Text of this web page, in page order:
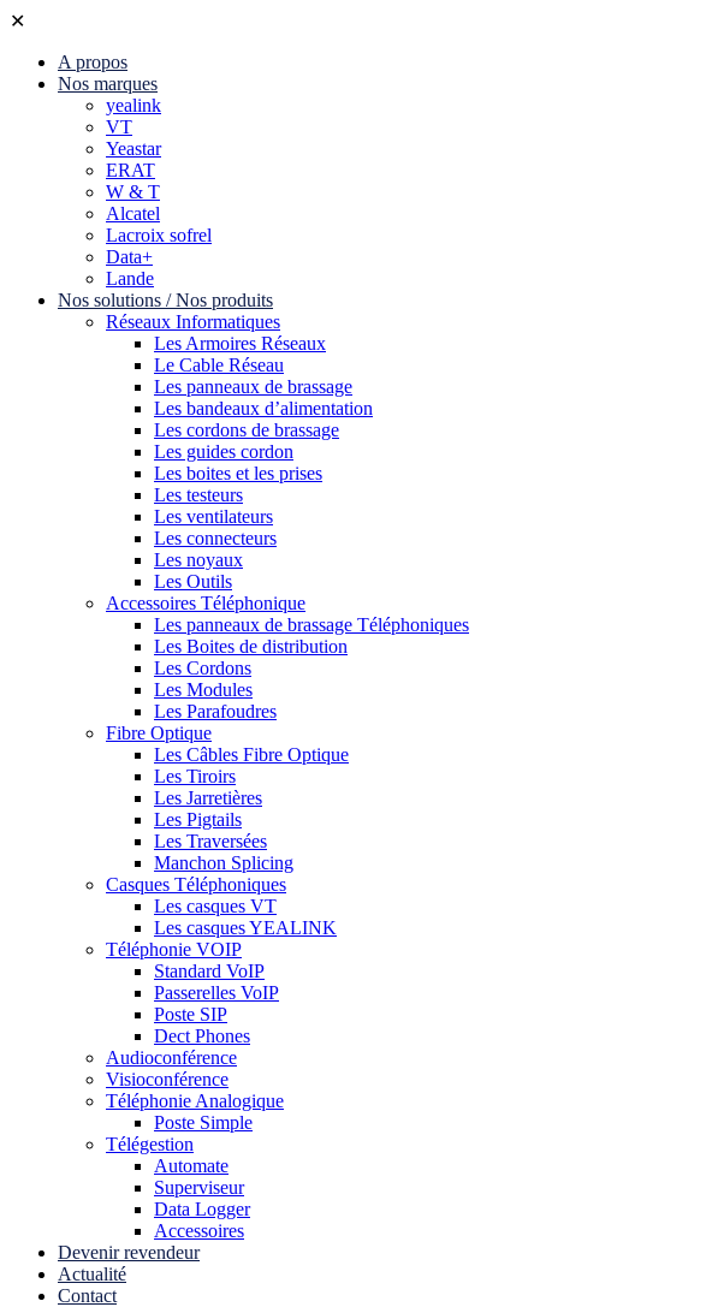
✕
A propos
Nos marques
yealink
VT
Yeastar
ERAT
W & T
Alcatel
Lacroix sofrel
Data+
Lande
Nos solutions / Nos produits
Réseaux Informatiques
Les Armoires Réseaux
Le Cable Réseau
Les panneaux de brassage
Les bandeaux d’alimentation
Les cordons de brassage
Les guides cordon
Les boites et les prises
Les testeurs
Les ventilateurs
Les connecteurs
Les noyaux
Les Outils
Accessoires Téléphonique
Les panneaux de brassage Téléphoniques
Les Boites de distribution
Les Cordons
Les Modules
Les Parafoudres
Fibre Optique
Les Câbles Fibre Optique
Les Tiroirs
Les Jarretières
Les Pigtails
Les Traversées
Manchon Splicing
Casques Téléphoniques
Les casques VT
Les casques YEALINK
Téléphonie VOIP
Standard VoIP
Passerelles VoIP
Poste SIP
Dect Phones
Audioconférence
Visioconférence
Téléphonie Analogique
Poste Simple
Télégestion
Automate
Superviseur
Data Logger
Accessoires
Devenir revendeur
Actualité
Contact